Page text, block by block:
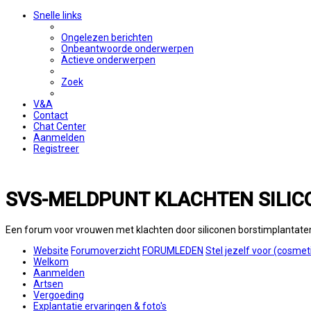
Snelle links
Ongelezen berichten
Onbeantwoorde onderwerpen
Actieve onderwerpen
Zoek
V&A
Contact
Chat Center
Aanmelden
Registreer
SVS-MELDPUNT KLACHTEN
Een forum voor vrouwen met klachten door siliconen
Website ForumoverzichtFORUMLEDEN Stel jezelf voor
Welkom
Aanmelden
Artsen
Vergoeding
Explantatie ervaringen & foto's